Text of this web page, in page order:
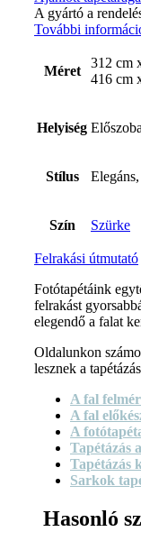
A gyártó a
További
Méret
312 cm
416 cm
Helyiség
Stílus
Szín Szürke
Felrakási útmutató
Fotótapétáink
felrakást
elegendő a falat
Oldalunkon
lesznek a
A fal
A fal
A
Tapétázás
Tapétázás
Sarkok
Hasonló